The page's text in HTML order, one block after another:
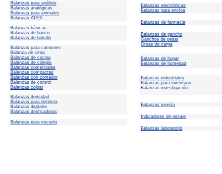
Balanzas para análisis
Balanzas analógicas
Balanzas para animales
Balanzas ATEX
Balanzas básicas
Balanzas de banco
Balanzas de bolsillo
Balanzas para camiones
Balanza de cinta
Balanzas de cocina
Balanzas de colegio
Balanzas comerciales
Balanzas compactas
Balanzas con contador
Balanzas de control
Balanzas colgar
Balanzas densidad
Balanzas para dentista
Balanzas digitales
Balanzas dosficadoras
Balanzas para escuela
Balanzas electrónicas
Balanzas para envíos
Balanzas de farmacia
Balanzas de gancho
Ganchos de pesar
Grúas de carga
Balanzas de hogar
Balanzas de humedad
Balanzas industriales
Balanzas para inventario
Balanzas investigación
Balanzas joyería
Indicadores de pesaje
Balanzas laboratorio